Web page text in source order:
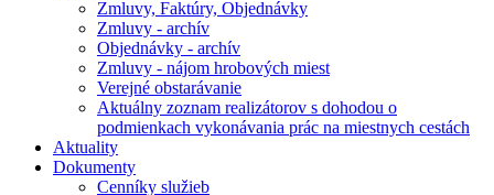
Zmluvy, Faktúry, Objednávky
Zmluvy - archív
Objednávky - archív
Zmluvy - nájom hrobových miest
Verejné obstarávanie
Aktuálny zoznam realizátorov s dohodou o
podmienkach vykonávania prác na miestnych cestách
Aktuality
Dokumenty
Cenníky služieb